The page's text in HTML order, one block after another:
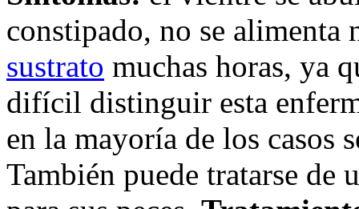
constipado, no se alimenta
sustrato muchas horas, ya
difícil distinguir esta
en la mayoría de los casos
También puede tratarse de